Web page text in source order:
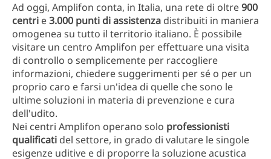
Ad oggi, Amplifon conta, in Italia, una rete di oltre900
centri e3.000 punti di assistenza distribuiti in maniera
omogenea su tutto il territorio italiano. È possibile
visitare un centro Amplifon per effettuare una visita
di controllo o semplicemente per raccogliere
informazioni, chiedere suggerimenti per sé o per un
proprio caro e farsi un'idea di quelle che sono le
ultime soluzioni in materia di prevenzione e cura
dell'udito.
Nei centri Amplifon operano solo professionisti
qualificati del settore, in grado di valutare le singole
esigenze uditive e di proporre la soluzione acustica